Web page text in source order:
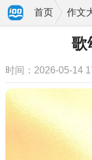
首页 作文
歌
时间：2026-05-14